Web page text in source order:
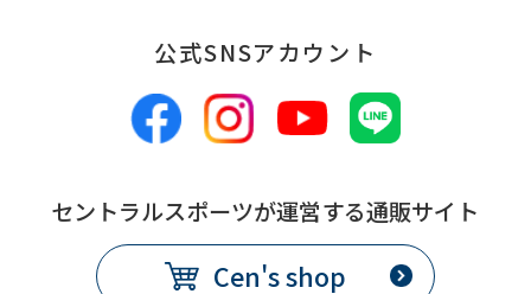
公式SNSアカウント
セントラルスポーツが運営する通販サイト
Cen's shop